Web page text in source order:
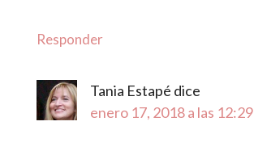
Responder
Tania Estapé dice
enero 17, 2018 a las 12:29